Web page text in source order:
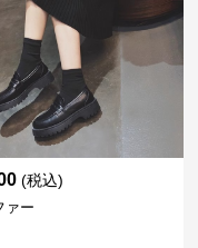
(税込)
ァー